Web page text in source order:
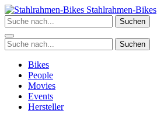
Zum
Inhalt
springen
Stahlrahmen-Bikes
Suchen
Suchen
Bikes
People
Movies
Events
Hersteller